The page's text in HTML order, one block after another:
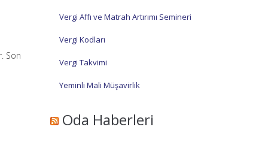
Son
Vergi Affı ve Matrah Artırımı Semineri
Vergi Kodları
Vergi Takvimi
Yeminli Mali Müşavirlik
Oda Haberleri